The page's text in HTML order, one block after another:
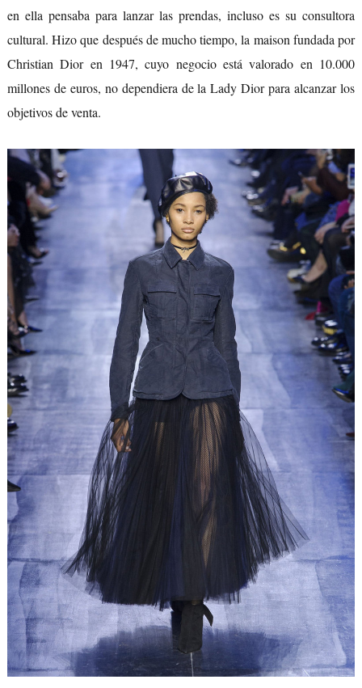
en ella pensaba para lanzar las prendas, incluso es su consultora
cultural. Hizo que después de mucho tiempo, la maison fundada por
Christian Dior en 1947, cuyo negocio está valorado en 10.000
millones de euros, no dependiera de la Lady Dior para alcanzar los
objetivos de venta.